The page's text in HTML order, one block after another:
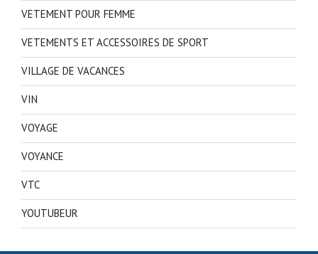
VETEMENT POUR FEMME
VETEMENTS ET ACCESSOIRES DE SPORT
VILLAGE DE VACANCES
VIN
VOYAGE
VOYANCE
VTC
YOUTUBEUR